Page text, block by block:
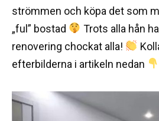
strömmen och köpa det som
„ful” bostad
Trots alla hån
renovering chockat alla!
efterbilderna i artikeln nedan